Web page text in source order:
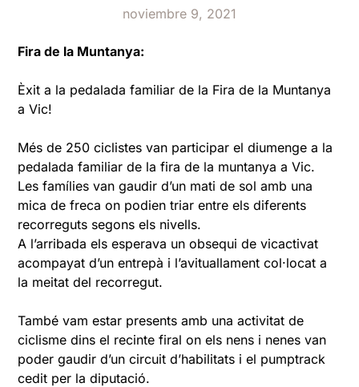
noviembre 9, 2021
Fira de la Muntanya:
Èxit a la pedalada familiar de la Fira de la Muntanya
a Vic!
Més de 250 ciclistes van participar el diumenge a la
pedalada familiar de la fira de la muntanya a Vic.
Les famílies van gaudir d’un mati de sol amb una
mica de freca on podien triar entre els diferents
recorreguts segons els nivells.
A l’arribada els esperava un obsequi de vicactivat
acompayat d’un entrepà i l’avituallament col·locat a
la meitat del recorregut.
També vam estar presents amb una activitat de
ciclisme dins el recinte firal on els nens i nenes van
poder gaudir d’un circuit d’habilitats i el pumptrack
cedit per la diputació.